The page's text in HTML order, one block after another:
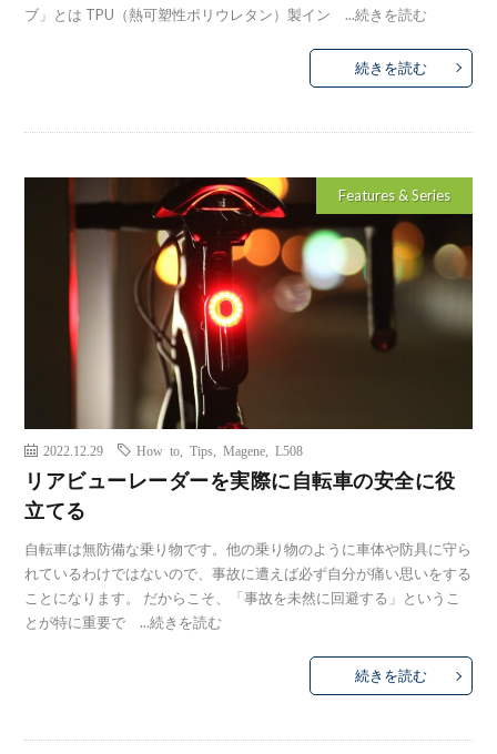
ブ」とは TPU（熱可塑性ポリウレタン）製イン ...続きを読む
続きを読む
Features & Series
2022.12.29 How to Tips Magene L508
リアビューレーダーを実際に自転車の安全に役
立てる
自転車は無防備な乗り物です。他の乗り物のように車体や防具に守ら
れているわけではないので、事故に遭えば必ず自分が痛い思いをする
ことになります。 だからこそ、「事故を未然に回避する」というこ
とが特に重要で ...続きを読む
続きを読む